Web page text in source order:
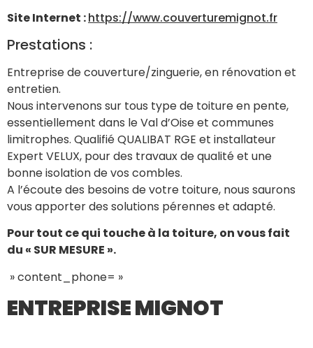
Site Internet :https://www.couverturemignot.fr
Prestations :
Entreprise de couverture/zinguerie, en rénovation et
entretien.
Nous intervenons sur tous type de toiture en pente,
essentiellement dans le Val d’Oise et communes
limitrophes. Qualifié QUALIBAT RGE et installateur
Expert VELUX, pour des travaux de qualité et une
bonne isolation de vos combles.
A l’écoute des besoins de votre toiture, nous saurons
vous apporter des solutions pérennes et adapté.
Pour tout ce qui touche à la toiture, on vous fait
du « SUR MESURE ».
» content_phone= »
ENTREPRISE MIGNOT